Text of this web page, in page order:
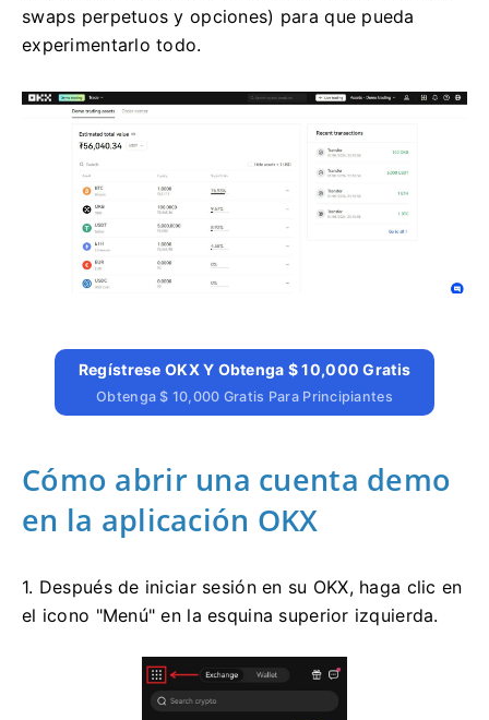
swaps perpetuos y opciones) para que pueda
experimentarlo todo.
Regístrese OKX Y Obtenga $ 10,000 Gratis
Obtenga $ 10,000 Gratis Para Principiantes
Cómo abrir una cuenta demo
en la aplicación OKX
1. Después de iniciar sesión en su OKX, haga clic en
el icono "Menú" en la esquina superior izquierda.